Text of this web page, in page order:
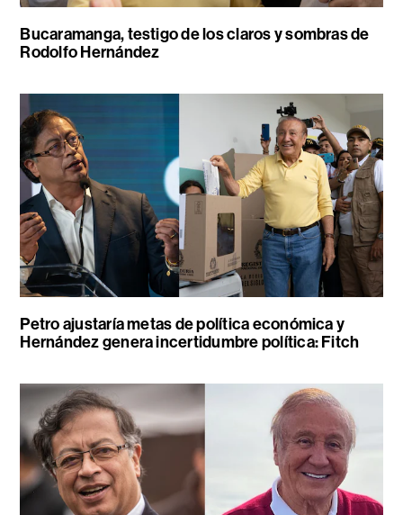
Bucaramanga, testigo de los claros y sombras de
Rodolfo Hernández
Petro ajustaría metas de política económica y
Hernández genera incertidumbre política: Fitch